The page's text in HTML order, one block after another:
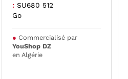
:SU680 512
Go
● Commercialisé par
YouShop DZ
en Algérie